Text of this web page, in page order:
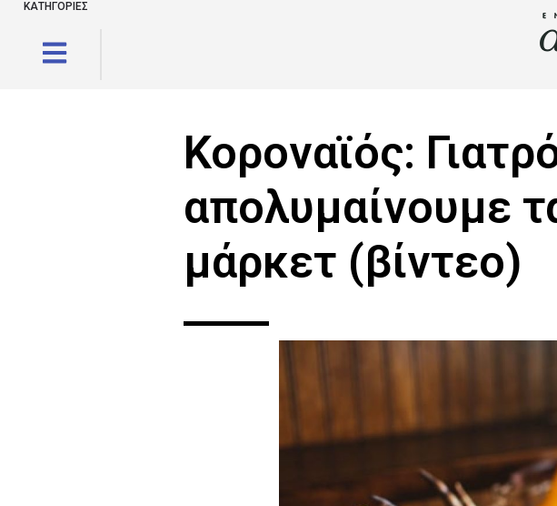
ΚΑΤΗΓΟΡΙΕΣ
Κοροναϊός:
απολυμαίνουμε
μάρκετ (βίντεο)